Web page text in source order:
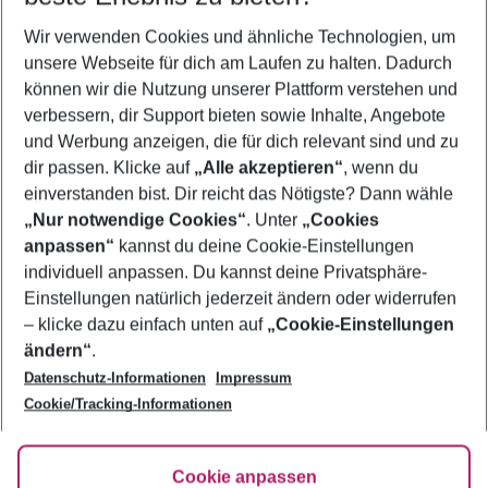
2 Erwachsene Keine Kinder
Mehr Filter anzeigen
Footer
Footer navigation
Über uns
AGB
Bestpreisgarantie
Cookie-Einstellungen ändern
Cookie-Richtlinie
Agenturbetreuung
Barrierefreies Reisen
FAQ
HanseMerkur Reiseversicherung
Folge uns
Wir verwenden Cookies und ähnliche Technologien, um
unsere Webseite für dich am Laufen zu halten. Dadurch
können wir die Nutzung unserer Plattform verstehen und
verbessern, dir Support bieten sowie Inhalte, Angebote
und Werbung anzeigen, die für dich relevant sind und zu
dir passen. Klicke auf „Alle akzeptieren“, wenn du
einverstanden bist. Dir reicht das Nötigste? Dann wähle
„Nur notwendige Cookies“. Unter „Cookies
anpassen“ kannst du deine Cookie-Einstellungen
individuell anpassen. Du kannst deine Privatsphäre-
Einstellungen natürlich jederzeit ändern oder widerrufen
– klicke dazu einfach unten auf „Cookie-Einstellungen
ändern“.
Datenschutz-Informationen
Impressum
Cookie/Tracking-Informationen
Cookie anpassen